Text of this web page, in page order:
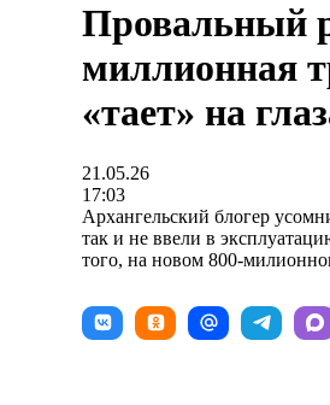
Провальный
миллионная
«тает» на
21.05.26
17:03
Архангельский блогер
так и не ввели в
того, на новом 800-